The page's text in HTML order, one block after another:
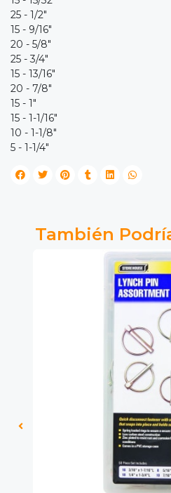
25 - 1/2"
15 - 9/16"
20 - 5/8"
25 - 3/4"
15 - 13/16"
20 - 7/8"
15 - 1"
15 - 1-1/16"
10 - 1-1/8"
5 - 1-1/4"
También